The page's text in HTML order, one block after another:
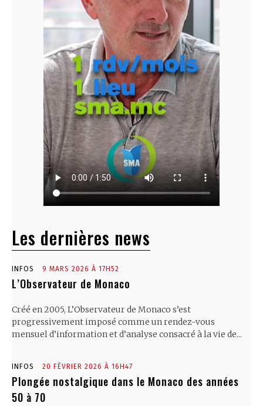
Les dernières news
INFOS 9 MARS 2026 À 17H52
L’Observateur de Monaco
Créé en 2005, L’Observateur de Monaco s’est
progressivement imposé comme un rendez-vous
mensuel d’information et d’analyse consacré à la vie de...
INFOS 20 FÉVRIER 2026 À 16H47
Plongée nostalgique dans le Monaco des années
50 à 70